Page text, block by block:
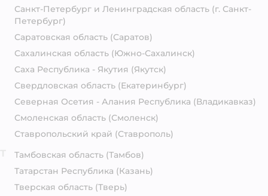
Санкт-Петербург и Ленинградская область (г. Санкт-
Петербург)
Саратовская область (Саратов)
Сахалинская область (Южно-Сахалинск)
Саха Республика - Якутия (Якутск)
Свердловская область (Екатеринбург)
Северная Осетия - Алания Республика (Владикавказ)
Смоленская область (Смоленск)
Ставропольский край (Ставрополь)
Тамбовская область (Тамбов)
Татарстан Республика (Казань)
Тверская область (Тверь)